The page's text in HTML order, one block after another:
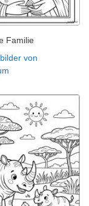
Familie
von